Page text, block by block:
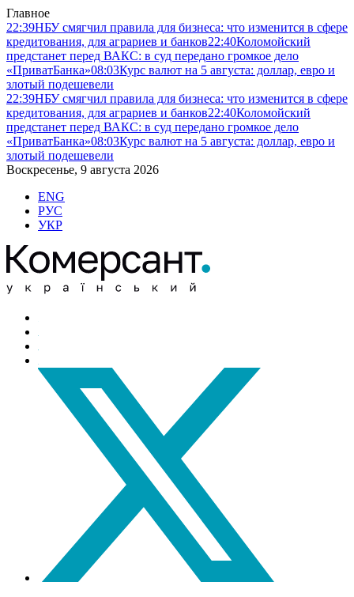
Главное
22:39НБУ смягчил правила для бизнеса: что изменится в сфере
кредитования, для аграриев и банков22:40Коломойский
предстанет перед ВАКС: в суд передано громкое дело
«ПриватБанка»08:03Курс валют на 5 августа: доллар, евро и
злотый подешевели
22:39НБУ смягчил правила для бизнеса: что изменится в сфере
кредитования, для аграриев и банков22:40Коломойский
предстанет перед ВАКС: в суд передано громкое дело
«ПриватБанка»08:03Курс валют на 5 августа: доллар, евро и
злотый подешевели
Воскресенье, 9 августа 2026
ENG
РУС
УКР